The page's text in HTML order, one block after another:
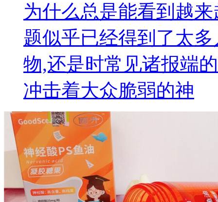
为什么总是能看到越
题似乎已经得到了太
物,还是时常见诸报端
冲击着大众脆弱的神